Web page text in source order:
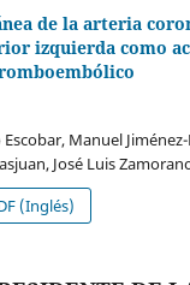
de la arteria
izquierda como
Manuel
José Luis
(Inglés)